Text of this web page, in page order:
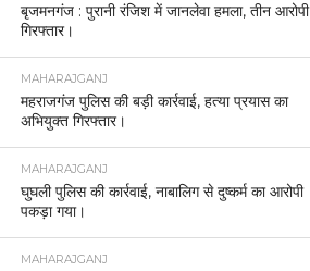
बृजमनगंज : पुरानी रंजिश में जानलेवा हमला, तीन आरोपी
गिरफ्तार।
MAHARAJGANJ
महराजगंज पुलिस की बड़ी कार्रवाई, हत्या प्रयास का
अभियुक्त गिरफ्तार।
MAHARAJGANJ
घुघली पुलिस की कार्रवाई, नाबालिग से दुष्कर्म का आरोपी
पकड़ा गया।
MAHARAJGANJ